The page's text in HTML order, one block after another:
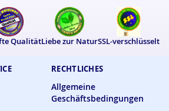
RECHTLICHES
Allgemeine
Geschäftsbedingungen
QualitätLiebe zur NaturSSL-verschlüsselt